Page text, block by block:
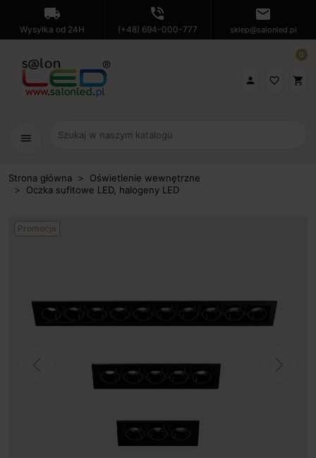
local_shipping
Wysyłka od 24H
phone_in_talk
(+48) 694-000-777
mail
sklep@salonled.pl
 favorite_border shopping_cart
0
menu
Strona główna
Oświetlenie wewnętrzne
Oczka sufitowe LED, halogeny LED
Promocja